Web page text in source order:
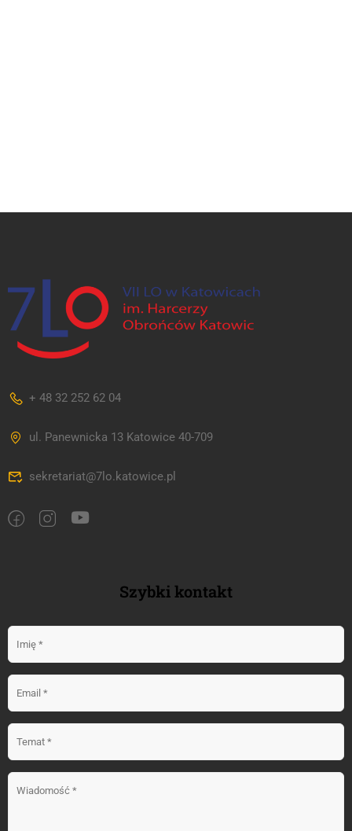
+ 48 32 252 62 04
ul. Panewnicka 13 Katowice 40-709
sekretariat@7lo.katowice.pl
Szybki kontakt